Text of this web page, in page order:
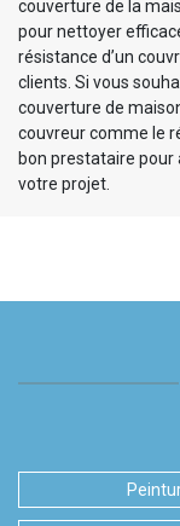
couverture de la
pour nettoyer
résistance d’un
clients. Si vous
couverture de
couvreur comme le
bon prestataire
votre projet.